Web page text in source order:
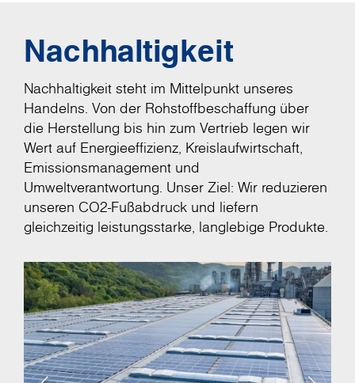
Nachhaltigkeit
Nachhaltigkeit steht im Mittelpunkt unseres
Handelns. Von der Rohstoffbeschaffung über
die Herstellung bis hin zum Vertrieb legen wir
Wert auf Energieeffizienz, Kreislaufwirtschaft,
Emissionsmanagement und
Umweltverantwortung. Unser Ziel: Wir reduzieren
unseren CO2-Fußabdruck und liefern
gleichzeitig leistungsstarke, langlebige Produkte.